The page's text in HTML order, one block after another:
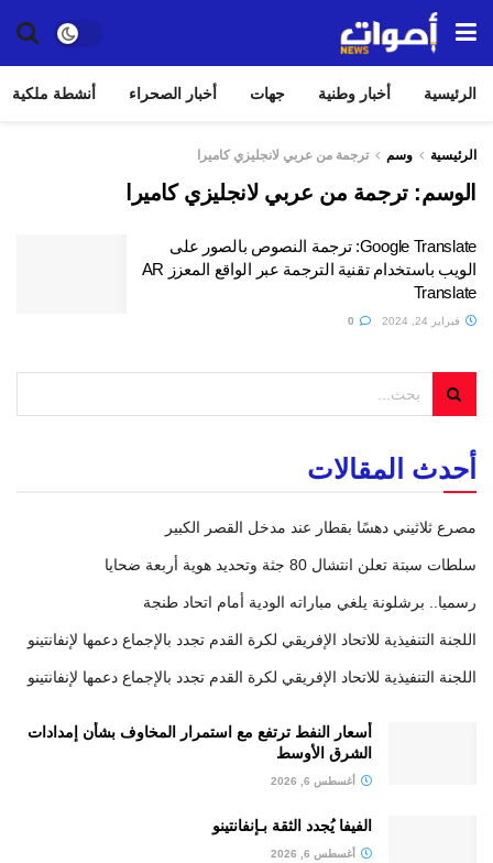
الرئيسية أخبار وطنية جهات أخبار الصحراء أنشطة ملكية
الرئيسية وسم ترجمة من عربي لانجليزي كاميرا
الوسم:ترجمة من عربي لانجليزي كاميرا
Google Translate: ترجمة النصوص بالصور على
الويب باستخدام تقنية الترجمة عبر الواقع المعزز AR
Translate
فبراير 24, 2024
أحدث المقالات
مصرع ثلاثيني دهسًا بقطار عند مدخل القصر الكبير
سلطات سبتة تعلن انتشال 80 جثة وتحديد هوية أربعة ضحايا
رسميا.. برشلونة يلغي مباراته الودية أمام اتحاد طنجة
اللجنة التنفيذية للاتحاد الإفريقي لكرة القدم تجدد بالإجماع دعمها لإنفانتينو
اللجنة التنفيذية للاتحاد الإفريقي لكرة القدم تجدد بالإجماع دعمها لإنفانتينو
أسعار النفط ترتفع مع استمرار المخاوف بشأن إمدادات
الشرق الأوسط
أغسطس 6, 2026
الفيفا يُجدد الثقة بـإنفانتينو
أغسطس 6, 2026